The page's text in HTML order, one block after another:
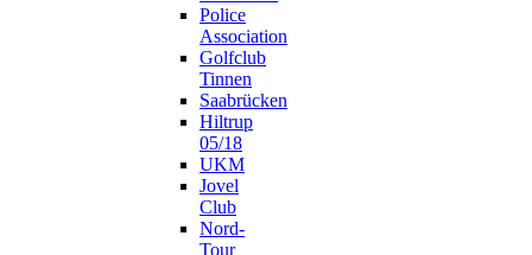
Police
Association
Golfclub
Tinnen
Saabrücken
Hiltrup
05/18
UKM
Jovel
Club
Nord-
Tour